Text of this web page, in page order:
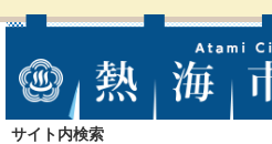
サイト内検索